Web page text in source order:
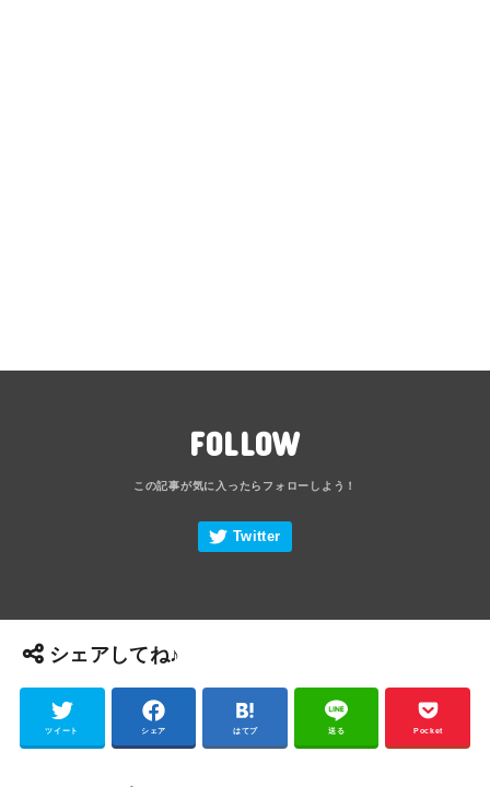
FOLLOW
シェアしてね♪
ツイート シェア はてブ 送る Pocket